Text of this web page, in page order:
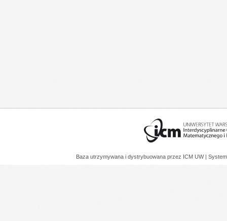
Baza utrzymywana i dystrybuowana przez ICM UW |